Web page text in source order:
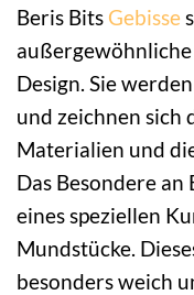
Beris Bits Gebisse
Design. Sie
und zeichnen
Materialien und
Das Besondere
eines speziellen
Mundstücke.
besonders weich